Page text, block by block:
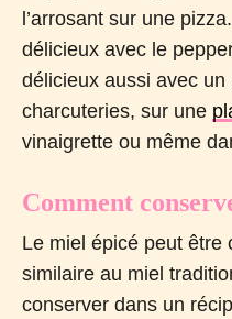
l’arrosant sur une
délicieux avec le
délicieux aussi avec
charcuteries, sur une
vinaigrette ou même
Comment
Le miel épicé peut être
similaire au miel
conserver dans un